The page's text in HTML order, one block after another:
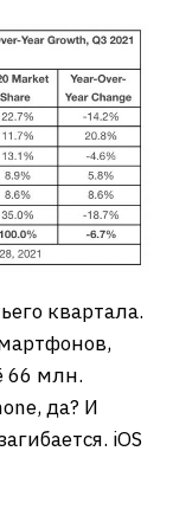
квартала.
66 млн.
да? И
iOS